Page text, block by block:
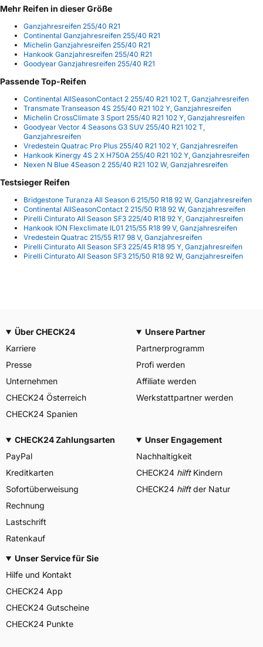
Mehr Reifen in dieser Größe
Ganzjahresreifen 255/40 R21
Continental Ganzjahresreifen 255/40 R21
Michelin Ganzjahresreifen 255/40 R21
Hankook Ganzjahresreifen 255/40 R21
Goodyear Ganzjahresreifen 255/40 R21
Passende Top-Reifen
Continental AllSeasonContact 2 255/40 R21 102 T, Ganzjahresreifen
Transmate Transeason 4S 255/40 R21 102 Y, Ganzjahresreifen
Michelin CrossClimate 3 Sport 255/40 R21 102 Y, Ganzjahresreifen
Goodyear Vector 4 Seasons G3 SUV 255/40 R21 102 T,
Ganzjahresreifen
Vredestein Quatrac Pro Plus 255/40 R21 102 Y, Ganzjahresreifen
Hankook Kinergy 4S 2 X H750A 255/40 R21 102 Y, Ganzjahresreifen
Nexen N Blue 4Season 2 255/40 R21 102 W, Ganzjahresreifen
Testsieger Reifen
Bridgestone Turanza All Season 6 215/50 R18 92 W, Ganzjahresreifen
Continental AllSeasonContact 2 215/50 R18 92 W, Ganzjahresreifen
Pirelli Cinturato All Season SF3 225/40 R18 92 Y, Ganzjahresreifen
Hankook ION Flexclimate IL01 215/55 R18 99 V, Ganzjahresreifen
Vredestein Quatrac 215/55 R17 98 V, Ganzjahresreifen
Pirelli Cinturato All Season SF3 225/45 R18 95 Y, Ganzjahresreifen
Pirelli Cinturato All Season SF3 215/50 R18 92 W, Ganzjahresreifen
Über CHECK24
Karriere
Presse
Unternehmen
CHECK24 Österreich
CHECK24 Spanien
Unsere Partner
Partnerprogramm
Profi werden
Affiliate werden
Werkstattpartner werden
CHECK24 Zahlungsarten
PayPal
Kreditkarten
Sofortüberweisung
Rechnung
Lastschrift
Ratenkauf
Unser Engagement
Nachhaltigkeit
CHECK24 hilftKindern
CHECK24 hilftder Natur
Unser Service für Sie
Hilfe und Kontakt
CHECK24 App
CHECK24 Gutscheine
CHECK24 Punkte